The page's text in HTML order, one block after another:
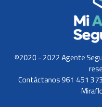
©2020 - 2022 Agente
Contáctanos 961 451